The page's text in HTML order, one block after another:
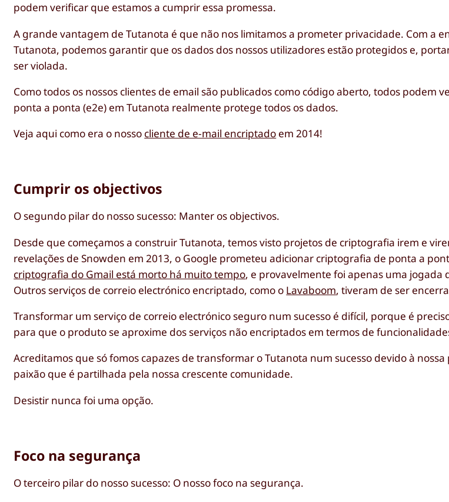
podem verificar que estamos a cumprir essa promessa.
A grande vantagem de Tutanota é que não nos limitamos a prometer privacidade. Com a
Tutanota, podemos garantir que os dados dos nossos utilizadores estão protegidos e,
ser violada.
Como todos os nossos clientes de email são publicados como código aberto, todos podem
ponta a ponta (e2e) em Tutanota realmente protege todos os dados.
Veja aqui como era o nosso cliente de e-mail encriptado em 2014!
Cumprir os objectivos
O segundo pilar do nosso sucesso: Manter os objectivos.
Desde que começamos a construir Tutanota, temos visto projetos de criptografia irem e
revelações de Snowden em 2013, o Google prometeu adicionar criptografia de ponta a
criptografia do Gmail está morto há muito tempo, e provavelmente foi apenas uma jogada
Outros serviços de correio electrónico encriptado, como o Lavaboom, tiveram de ser
Transformar um serviço de correio electrónico seguro num sucesso é difícil, porque é
para que o produto se aproxime dos serviços não encriptados em termos de
Acreditamos que só fomos capazes de transformar o Tutanota num sucesso devido à
paixão que é partilhada pela nossa crescente comunidade.
Desistir nunca foi uma opção.
Foco na segurança
O terceiro pilar do nosso sucesso: O nosso foco na segurança.